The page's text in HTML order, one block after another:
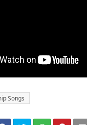
Songs